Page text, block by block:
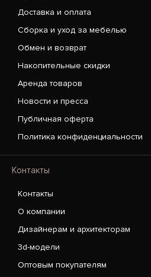
Доставка и оплата
Сборка и уход за мебелью
Обмен и возврат
Накопительные скидки
Аренда товаров
Новости и пресса
Публичная оферта
Политика конфиденциальности
Контакты
Контакты
О компании
Дизайнерам и архитекторам
3d-модели
Оптовым покупателям